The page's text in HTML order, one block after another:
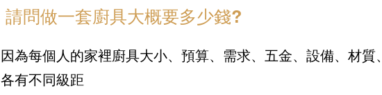
請問做一套廚具大概要多少錢?
因為每個人的家裡廚具大小、預算、需求、五金、設備、材質
各有不同級距